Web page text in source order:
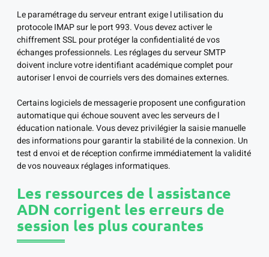
Le paramétrage du serveur entrant exige l utilisation du
protocole IMAP sur le port 993. Vous devez activer le
chiffrement SSL pour protéger la confidentialité de vos
échanges professionnels. Les réglages du serveur SMTP
doivent inclure votre identifiant académique complet pour
autoriser l envoi de courriels vers des domaines externes.
Certains logiciels de messagerie proposent une configuration
automatique qui échoue souvent avec les serveurs de l
éducation nationale. Vous devez privilégier la saisie manuelle
des informations pour garantir la stabilité de la connexion. Un
test d envoi et de réception confirme immédiatement la validité
de vos nouveaux réglages informatiques.
Les ressources de l assistance
ADN corrigent les erreurs de
session les plus courantes